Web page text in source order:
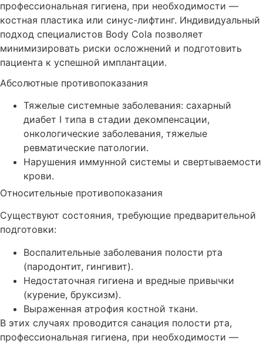
профессиональная гигиена, при необходимости —
костная пластика или синус-лифтинг. Индивидуальный
подход специалистов Body Cola позволяет
минимизировать риски осложнений и подготовить
пациента к успешной имплантации.
Абсолютные противопоказания
Тяжелые системные заболевания: сахарный
диабет I типа в стадии декомпенсации,
онкологические заболевания, тяжелые
ревматические патологии.
Нарушения иммунной системы и свертываемости
крови.
Относительные противопоказания
Существуют состояния, требующие предварительной
подготовки:
Воспалительные заболевания полости рта
(пародонтит, гингивит).
Недостаточная гигиена и вредные привычки
(курение, бруксизм).
Выраженная атрофия костной ткани.
В этих случаях проводится санация полости рта,
профессиональная гигиена, при необходимости —